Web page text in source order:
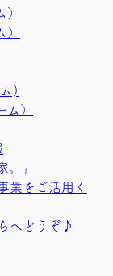
)
）
。」
業をご活用く
へどうぞ♪